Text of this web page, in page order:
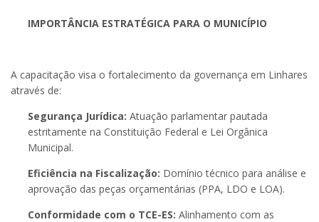
IMPORTÂNCIA ESTRATÉGICA PARA O MUNICÍPIO
A capacitação visa o fortalecimento da governança em Linhares
através de:
Segurança Jurídica: Atuação parlamentar pautada
estritamente na Constituição Federal e Lei Orgânica
Municipal.
Eficiência na Fiscalização: Domínio técnico para análise e
aprovação das peças orçamentárias (PPA, LDO e LOA).
Conformidade com o TCE-ES: Alinhamento com as